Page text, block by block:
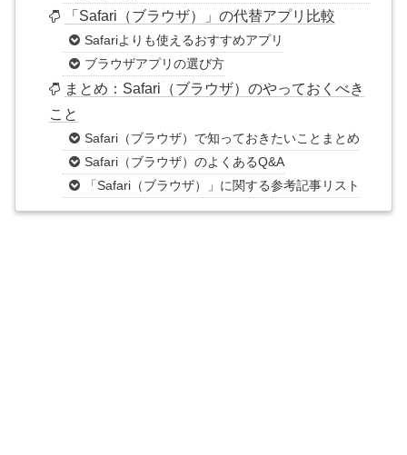
「Safari（ブラウザ）」の代替アプリ比較
Safariよりも使えるおすすめアプリ
ブラウザアプリの選び方
まとめ：Safari（ブラウザ）のやっておくべき
こと
Safari（ブラウザ）で知っておきたいことまとめ
Safari（ブラウザ）のよくあるQ&A
「Safari（ブラウザ）」に関する参考記事リスト